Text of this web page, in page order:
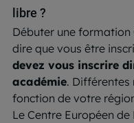
libre ?
Débuter une formation
dire que vous être
devez vous inscrire
académie.
fonction de votre
Le Centre Européen